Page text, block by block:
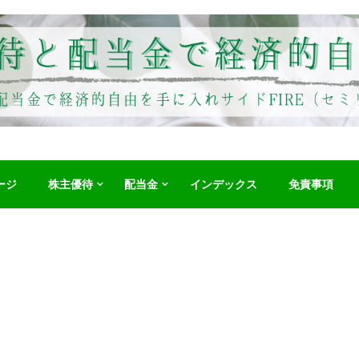
ジ 株主優待 配当金 インデックス 免責事項